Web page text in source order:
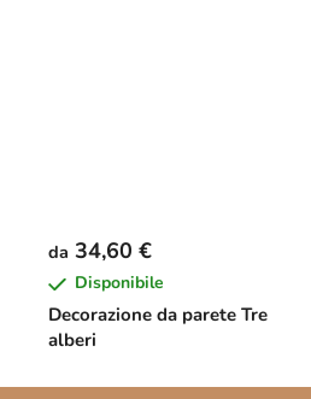
Decorazione da parete Tre
alberi
da 34,60 €
Disponibile